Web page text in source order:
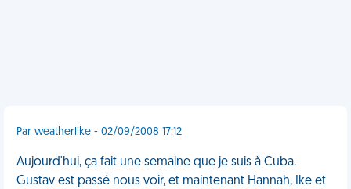
Par weatherlike - 02/09/2008 17:12
Aujourd'hui, ça fait une semaine que je suis à Cuba.
Gustav est passé nous voir, et maintenant Hannah, Ike et